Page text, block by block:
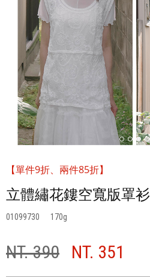
【單件9折、兩件85折】
立體繡花鏤空寬版罩
01099730 170
NT. 390 NT. 351